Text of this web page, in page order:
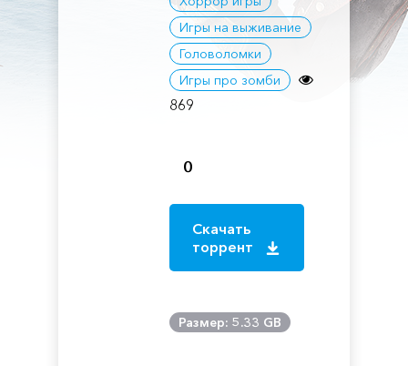
Игры на выживание
Головоломки
Игры про зомби
869
0
Скачать
торрент
Размер: 5.33 GB